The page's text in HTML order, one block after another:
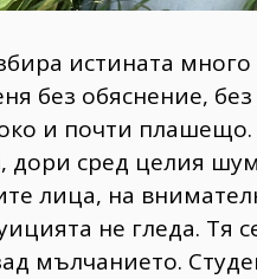
истината
без обяснение,
и почти плашещо.
сред целия шум
лица, на
не гледа. Тя
мълчанието.